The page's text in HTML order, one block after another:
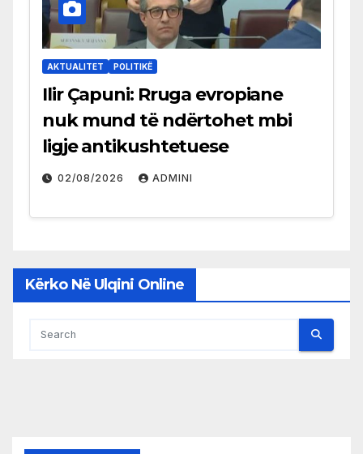
AKTUALITET POLITIKË
Ilir Çapuni: Rruga evropiane
nuk mund të ndërtohet mbi
ligje antikushtetuese
02/08/2026 ADMINI
Kërko Në Ulqini Online